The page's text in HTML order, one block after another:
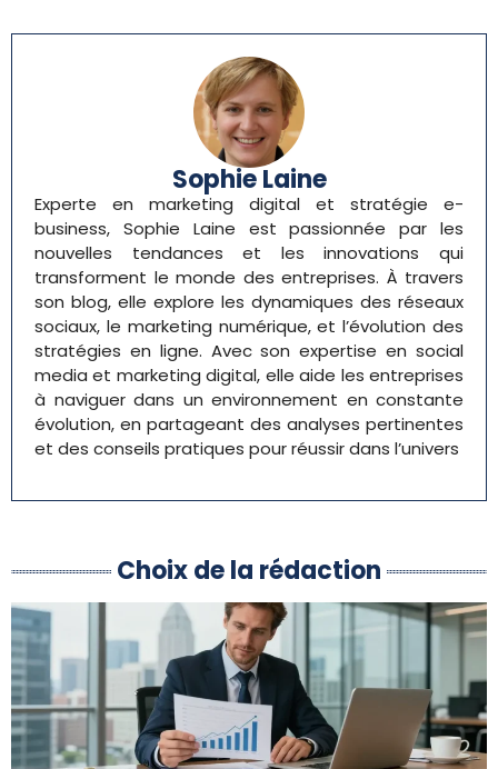
Sophie Laine
Experte en marketing digital et stratégie e-
business, Sophie Laine est passionnée par les
nouvelles tendances et les innovations qui
transforment le monde des entreprises. À travers
son blog, elle explore les dynamiques des réseaux
sociaux, le marketing numérique, et l’évolution des
stratégies en ligne. Avec son expertise en social
media et marketing digital, elle aide les entreprises
à naviguer dans un environnement en constante
évolution, en partageant des analyses pertinentes
et des conseils pratiques pour réussir dans l’univers
Choix de la rédaction